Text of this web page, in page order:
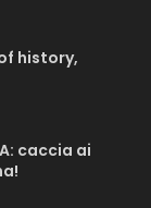
history,
caccia ai